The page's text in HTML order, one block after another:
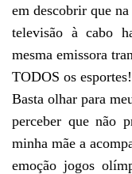
em descobrir que na
televisão à cabo
mesma emissora
TODOS os esportes!
Basta olhar para
perceber que não
minha mãe a
emoção jogos